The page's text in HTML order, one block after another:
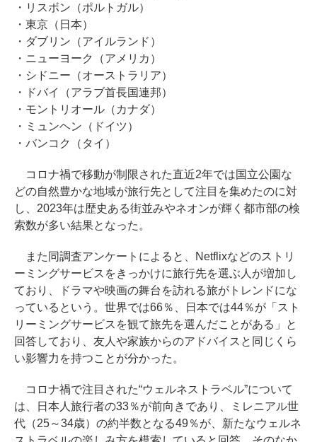
・リスボン（ポルトガル）
・東京（日本）
・ダブリン（アイルランド）
・ニューヨーク（アメリカ）
・シドニー（オーストラリア）
・ドバイ（アラブ首長国連邦）
・モントリオール（カナダ）
・ミュンヘン（ドイツ）
・バンコク（タイ）
コロナ禍で移動が制限された直近2年では国立公園な
どの自然豊かな地域が旅行先として注目を集めたのに対
し、2023年は歴史ある街並みやネオンが輝く都市部の検
索数が多い結果となった。
また同調査アンケートによると、Netflixなどのストリ
ーミングサービスをきっかけに旅行先を選ぶ人が増加し
ており、ドラマや映画の舞台を訪れる旅がトレンドにな
っているという。世界では66％、日本では44％が「スト
リーミングサービスを観て旅先を選んだことがある」と
回答しており、友人や家族からのアドバイスと同じくら
い影響力を持つことが分かった。
コロナ禍で注目された“ウェルネストラベル”について
は、日本人旅行者の33％が前向きであり、ミレニアル世
代（25～34歳）の約半数となる49％が、新たなウェルネ